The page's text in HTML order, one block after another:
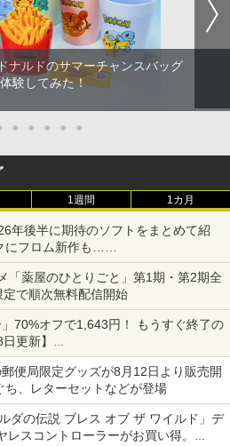
ナルドのサマーチャンスバッグ
験してみた！
● ● ● ● ●
1週間 1カ月
年後半に期待のソフトをまとめて紹
にフロム新作も……
薬屋のひとりごと」第1期・第2期全
で順次無料配信開始
」70%オフで1,643円！ もうすぐ終了の
更新】
は「大神 絶景版」が67%オフで990円
郵便局限定グッズが8月12日より販売開
、レターセットなどが登場
ダの伝説 ブレス オブ ザ ワイルド」デ
スコントローラーがお買い得。